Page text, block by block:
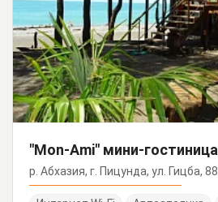
"Mon-Ami" мини-гостиница
р. Абхазия, г. Пицунда, ул. Гицба, 88